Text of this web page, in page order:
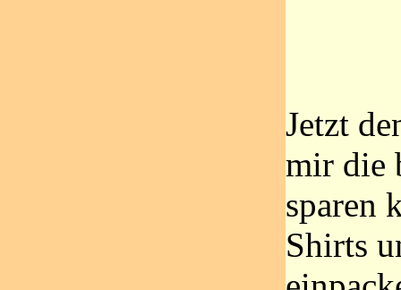
Jetzt
mir die
sparen
Shirts